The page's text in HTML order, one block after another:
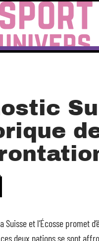
Suisse et l’Écosse promet
deux nations se sont